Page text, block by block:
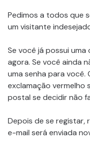
Pedimos a todos que
um visitante
Se você já possui
agora. Se você ainda
uma senha para
exclamação vermelho
postal se decidir não
Depois de se registar,
e-mail será enviada